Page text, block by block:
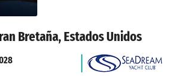
Bretaña, Estados Unidos